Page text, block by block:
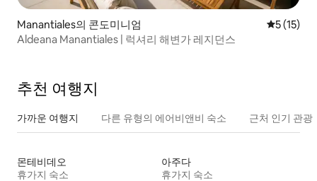
Manantiales의 콘도미니엄 평점 5점
5 (15)
Aldeana Manantiales | 럭셔리 해변가 레지던스
추천 여행지
가까운 여행지 다른 유형의 에어비앤비 숙소 근처 인기 관광
몬테비데오
휴가지 숙소
아주다
휴가지 숙소